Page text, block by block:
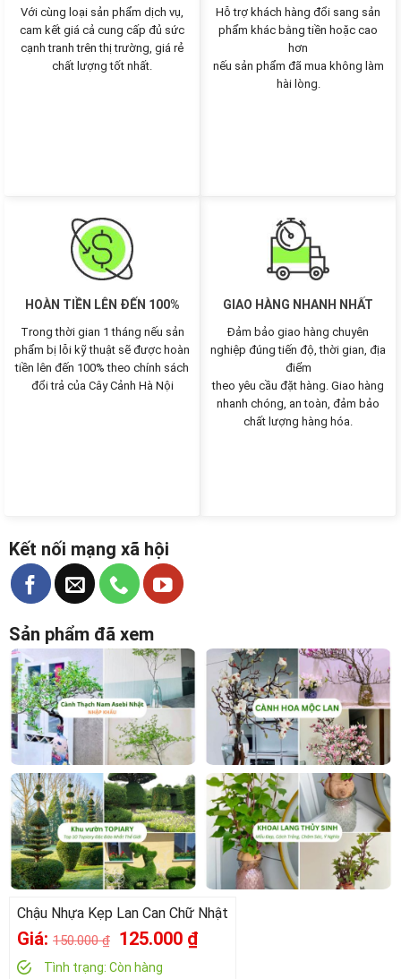
Với cùng loại sản phẩm dịch vụ,
cam kết giá cả cung cấp đủ sức
cạnh tranh trên thị trường, giá rẻ
chất lượng tốt nhất.
Hỗ trợ khách hàng đổi sang sản
phẩm khác bằng tiền hoặc cao
hơn
nếu sản phẩm đã mua không làm
hài lòng.
HOÀN TIỀN LÊN ĐẾN 100%
Trong thời gian 1 tháng nếu sản
phẩm bị lỗi kỹ thuật sẽ được hoàn
tiền lên đến 100% theo chính sách
đổi trả của Cây Cảnh Hà Nội
GIAO HÀNG NHANH NHẤT
Đảm bảo giao hàng chuyên
nghiệp đúng tiến độ, thời gian, địa
điểm
theo yêu cầu đặt hàng. Giao hàng
nhanh chóng, an toàn, đảm bảo
chất lượng hàng hóa.
Kết nối mạng xã hội
Sản phẩm đã xem
Chậu Nhựa Kẹp Lan Can Chữ Nhật
Giá: 150.000₫
Giá
gốc
125.000 ₫Giá
Tình trạng: Còn hàng